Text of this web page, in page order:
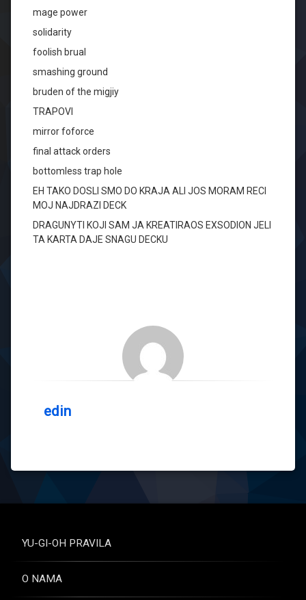
mage power
solidarity
foolish brual
smashing ground
bruden of the migjiy
TRAPOVI
mirror foforce
final attack orders
bottomless trap hole
EH TAKO DOSLI SMO DO KRAJA ALI JOS MORAM RECI
MOJ NAJDRAZI DECK
DRAGUNYTI KOJI SAM JA KREATIRAOS EXSODION JELI
TA KARTA DAJE SNAGU DECKU
edin
YU-GI-OH PRAVILA
O NAMA